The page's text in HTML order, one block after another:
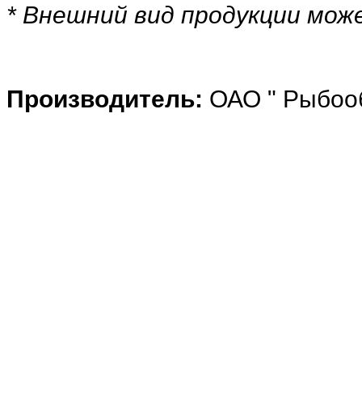
* Внешний вид продукции
Производитель: ОАО "